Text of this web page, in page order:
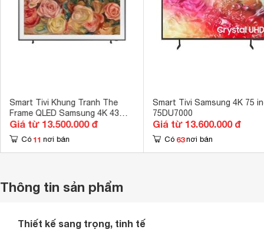
Smart Tivi Khung Tranh The
Frame QLED Samsung 4K 43
inch QA43LS03D
Giá từ 13.500.000 đ
Có 11 nơi bán
Smart Tivi Samsung 4K 75
75DU7000
Giá từ 13.600.000 đ
Có 63 nơi bán
Thông tin sản phẩm
Thiết kế sang trọng, tinh tế